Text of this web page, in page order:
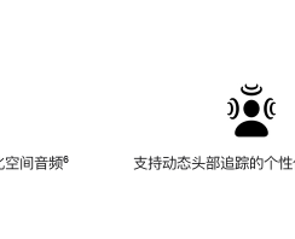
空间音频脚
⁶ 支持动态头部追踪的个